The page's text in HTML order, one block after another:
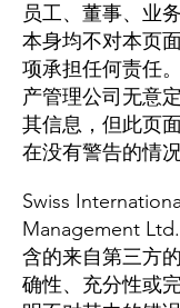
员工、董事、业
本身均不对本页
项承担任何责任
产管理公司无意
其信息，但此页
在没有警告的情况
Swiss
Management
含的来自第三方
确性、充分性或